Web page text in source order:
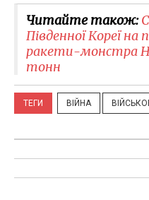
Читайте також:
Південної Кореї
ракети-монстра
тонн
ТЕГИ ВІЙНА